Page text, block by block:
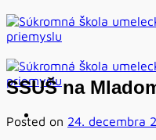
Skip
to
content
SSUŠ na
Posted on 24. decembra